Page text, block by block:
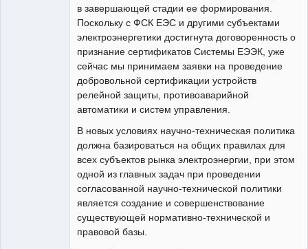
в завершающей стадии ее формирования.
Поскольку с ФСК ЕЭС и другими субъектами
электроэнергетики достигнута договоренность о
признание сертификатов Системы ЕЭЭК, уже
сейчас мы принимаем заявки на проведение
добровольной сертификации устройств
релейной защиты, противоаварийной
автоматики и систем управления.
В новых условиях научно-техническая политика
должна базироваться на общих правилах для
всех субъектов рынка электроэнергии, при этом
одной из главных задач при проведении
согласованной научно-технической политики
является создание и совершенствование
существующей нормативно-технической и
правовой базы.